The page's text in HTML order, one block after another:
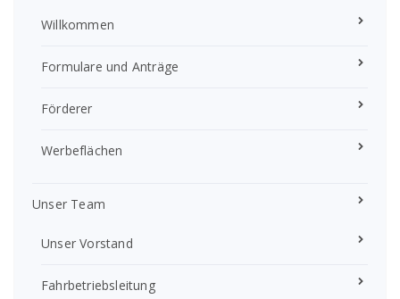
Willkommen
Formulare und Anträge
Förderer
Werbeflächen
Unser Team
Unser Vorstand
Fahrbetriebsleitung